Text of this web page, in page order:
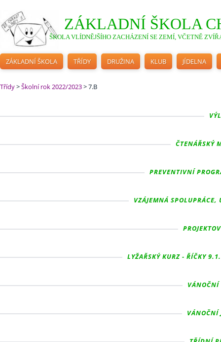
ZÁKLADNÍ ŠKOLA
ŠKOLA VLÍDNĚJŠÍHO ZACHÁZENÍ SE ZEMÍ, VČETNĚ
ZÁKLADNÍ ŠKOLA TŘÍDY DRUŽINA KLUB JÍDELNA
Třídy>Školní rok 2022/2023>7.B
ČTENÁŘSKÝ
PREVENTIVNÍ
VZÁJEMNÁ
LYŽAŘSKÝ KURZ - ŘÍČKY
VÁNOČNÍ